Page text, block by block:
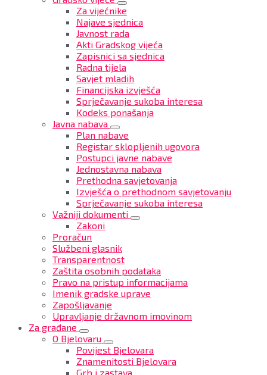
Za vijećnike
Najave sjednica
Javnost rada
Akti Gradskog vijeća
Zapisnici sa sjednica
Radna tijela
Savjet mladih
Financijska izvješća
Sprječavanje sukoba interesa
Kodeks ponašanja
Javna nabava
Plan nabave
Registar sklopljenih ugovora
Postupci javne nabave
Jednostavna nabava
Prethodna savjetovanja
Izvješća o prethodnom savjetovanju
Sprječavanje sukoba interesa
Važniji dokumenti
Zakoni
Proračun
Službeni glasnik
Transparentnost
Zaštita osobnih podataka
Pravo na pristup informacijama
Imenik gradske uprave
Zapošljavanje
Upravljanje državnom imovinom
Za građane
O Bjelovaru
Povijest Bjelovara
Znamenitosti Bjelovara
Grb i zastava